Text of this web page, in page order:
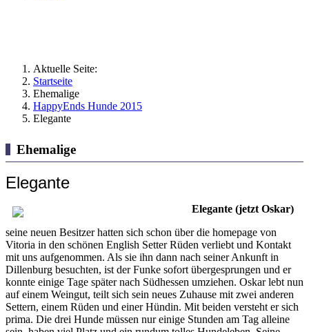
Aktuelle Seite:
Startseite
Ehemalige
HappyEnds Hunde 2015
Elegante
Ehemalige
Elegante
Elegante (jetzt Oskar)
seine neuen Besitzer hatten sich schon über die homepage von
Vitoria in den schönen English Setter Rüden verliebt und Kontakt
mit uns aufgenommen. Als sie ihn dann nach seiner Ankunft in
Dillenburg besuchten, ist der Funke sofort übergesprungen und er
konnte einige Tage später nach Südhessen umziehen. Oskar lebt nun
auf einem Weingut, teilt sich sein neues Zuhause mit zwei anderen
Settern, einem Rüden und einer Hündin. Mit beiden versteht er sich
prima. Die drei Hunde müssen nur einige Stunden am Tag alleine